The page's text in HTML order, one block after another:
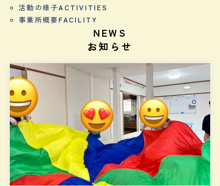
活動の様子ACTIVITIES
事業所概要 FACILITY
NEWS
お知らせ